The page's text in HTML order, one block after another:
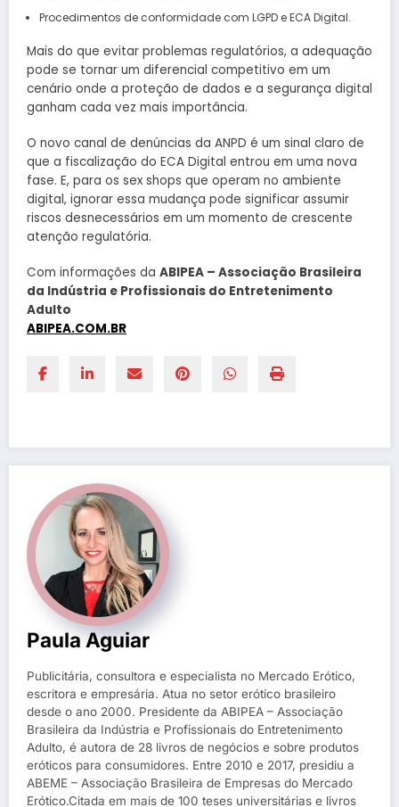
Procedimentos de conformidade com LGPD e ECA Digital.
Mais do que evitar problemas regulatórios, a adequação
pode se tornar um diferencial competitivo em um
cenário onde a proteção de dados e a segurança digital
ganham cada vez mais importância.
O novo canal de denúncias da ANPD é um sinal claro de
que a fiscalização do ECA Digital entrou em uma nova
fase. E, para os sex shops que operam no ambiente
digital, ignorar essa mudança pode significar assumir
riscos desnecessários em um momento de crescente
atenção regulatória.
Com informações da ABIPEA – Associação Brasileira
da Indústria e Profissionais do Entretenimento
Adulto
ABIPEA.COM.BR
Paula Aguiar
Publicitária, consultora e especialista no Mercado Erótico,
escritora e empresária. Atua no setor erótico brasileiro
desde o ano 2000. Presidente da ABIPEA – Associação
Brasileira da Indústria e Profissionais do Entretenimento
Adulto, é autora de 28 livros de negócios e sobre produtos
eróticos para consumidores. Entre 2010 e 2017, presidiu a
ABEME – Associação Brasileira de Empresas do Mercado
Erótico.Citada em mais de 100 teses universitárias e livros